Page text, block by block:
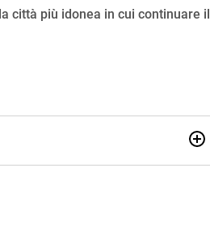
città più idonea in cui continuare il
online e Tv e lavora anche nell’ambito